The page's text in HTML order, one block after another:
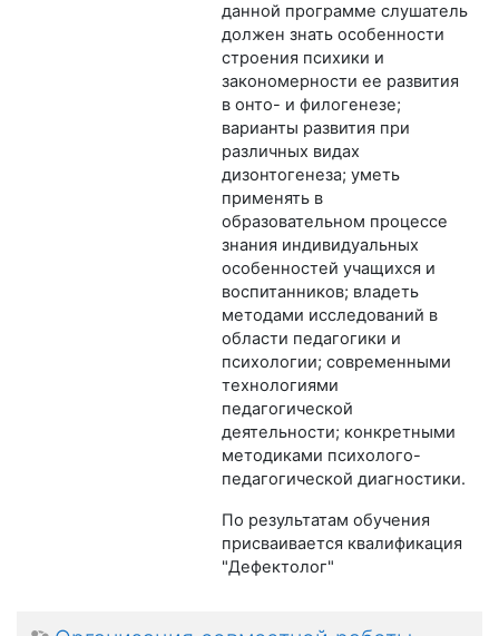
данной программе слушатель
должен знать особенности
строения психики и
закономерности ее развития
в онто- и филогенезе;
варианты развития при
различных видах
дизонтогенеза; уметь
применять в
образовательном процессе
знания индивидуальных
особенностей учащихся и
воспитанников; владеть
методами исследований в
области педагогики и
психологии; современными
технологиями
педагогической
деятельности; конкретными
методиками психолого-
педагогической диагностики.
По результатам обучения
присваивается квалификация
"Дефектолог"